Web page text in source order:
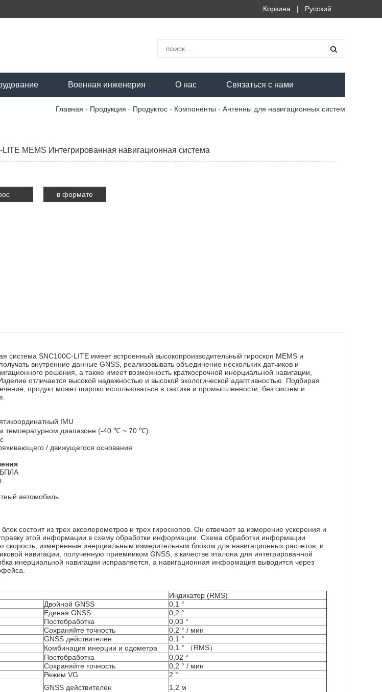
Русский
|
Корзина
Военная инженерия О нас Связаться с нами
Главная - Продукция - Продуктос - Компоненты - Антенны для навигационных систем
MEMS Интегрированная навигационная система
в формате
система SNC100C-LITE имеет встроенный высокопроизводительный гироскоп MEMS и
внутренние данные GNSS, реализовывать объединение нескольких датчиков и
решения, а также имеет возможность краткосрочной инерциальной навигации,
отличается высокой надежностью и высокой экологической адаптивностью. Подбирая
продукт может широко использоваться в тактике и промышленности, без систем и
IMU
температурном диапазоне (-40 ℃ ~ 70 ℃).
/ движущегося основания
БПЛА
автомобиль
состоит из трех акселерометров и трех гироскопов. Он отвечает за измерение ускорения и
этой информации в схему обработки информации. Схема обработки информации
скорость, измеренные инерциальным измерительным блоком для навигационных расчетов, и
навигации, полученную приемником GNSS, в качестве эталона для интегрированной
инерциальной навигации исправляется, а навигационная информация выводится через
Индикатор (RMS)
Двойной GNSS
0,1 °
Единая GNSS
0,2 °
Постобработка
0,03 °
Сохраняйте точность
0,2 ° / мин
GNSS действителен
0,1 °
Комбинация инерции и одометра
0,1 ° （RMS）
Постобработка
0,02 °
Сохраняйте точность
0,2 ° / мин
Режим VG
2 °
GNSS действителен
1,2 м